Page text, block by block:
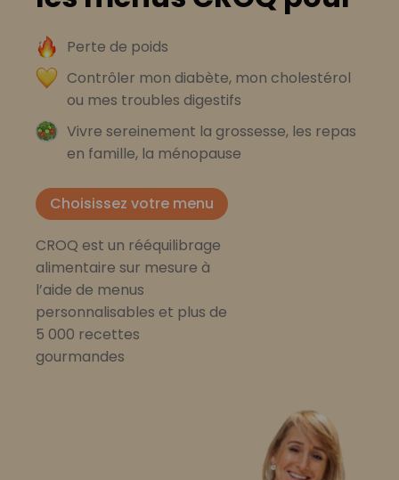
Perte de poids
Contrôler mon diabète, mon cholestérol
ou mes troubles digestifs
Vivre sereinement la grossesse, les repas
en famille, la ménopause
Choisissez votre menu
CROQ est un rééquilibrage
alimentaire sur mesure à
l’aide de menus
personnalisables et plus de
5 000 recettes
gourmandes